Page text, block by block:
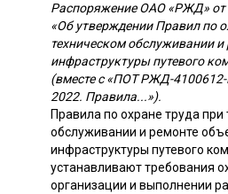
Распоряжение ОАО «РЖД» от
«Об утверждении Правил по
техническом обслуживании и
инфраструктуры путевого
(вместе с «ПОТ РЖД-
2022. Правила...»).
Правила по охране труда при
обслуживании и ремонте
инфраструктуры путевого
устанавливают требования
организации и выполнении